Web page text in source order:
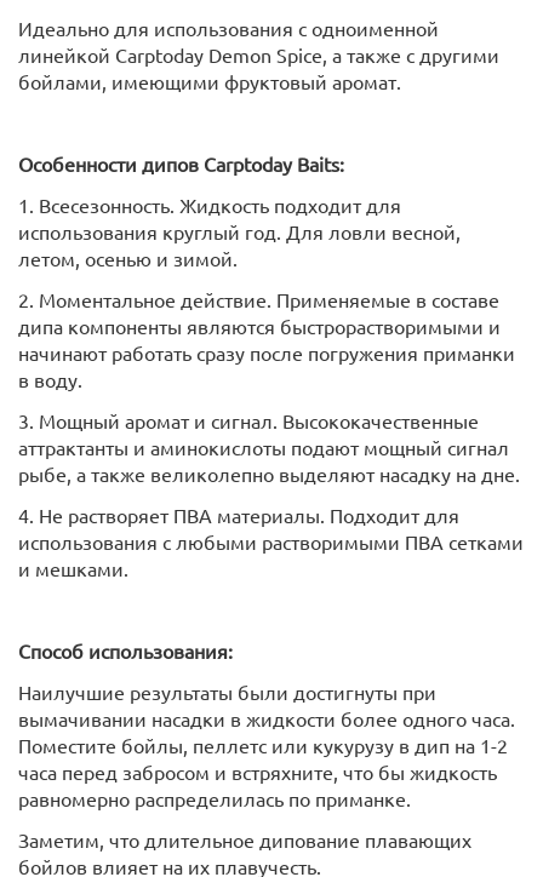
Идеально для использования с одноименной
линейкой Carptoday Demon Spice, а также с другими
бойлами, имеющими фруктовый аромат.
Особенности дипов Carptoday Baits:
1. Всесезонность. Жидкость подходит для
использования круглый год. Для ловли весной,
летом, осенью и зимой.
2. Моментальное действие. Применяемые в составе
дипа компоненты являются быстрорастворимыми и
начинают работать сразу после погружения приманки
в воду.
3. Мощный аромат и сигнал. Высококачественные
аттрактанты и аминокислоты подают мощный сигнал
рыбе, а также великолепно выделяют насадку на дне.
4. Не растворяет ПВА материалы. Подходит для
использования с любыми растворимыми ПВА сетками
и мешками.
Способ использования:
Наилучшие результаты были достигнуты при
вымачивании насадки в жидкости более одного часа.
Поместите бойлы, пеллетс или кукурузу в дип на 1-2
часа перед забросом и встряхните, что бы жидкость
равномерно распределилась по приманке.
Заметим, что длительное дипование плавающих
бойлов влияет на их плавучесть.